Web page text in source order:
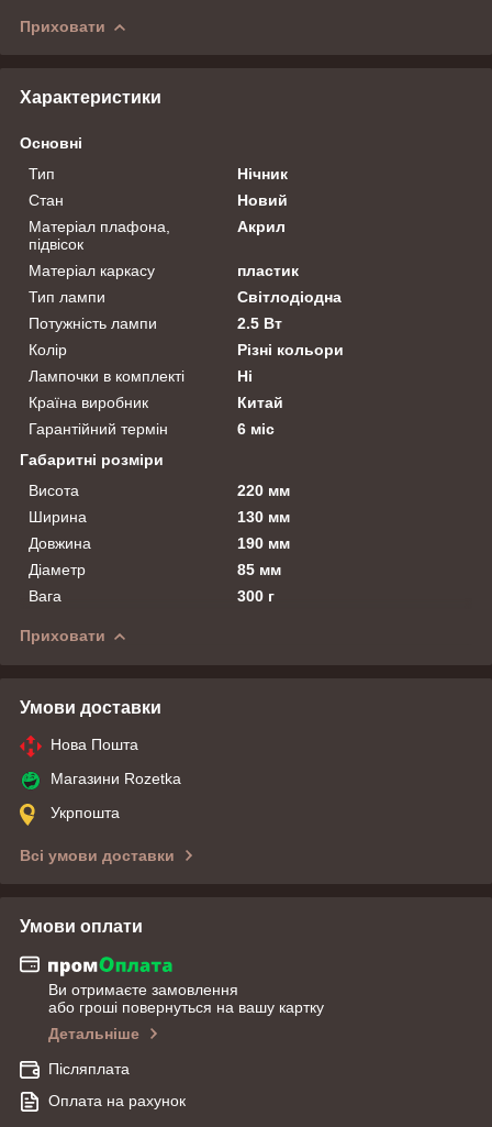
Приховати
Характеристики
Основні
Тип
Нічник
Стан
Новий
Матеріал плафона,
підвісок
Акрил
Матеріал каркасу
пластик
Тип лампи
Світлодіодна
Потужність лампи
2.5 Вт
Колір
Різні кольори
Лампочки в комплекті
Ні
Країна виробник
Китай
Гарантійний термін
6 міс
Габаритні розміри
Висота
220 мм
Ширина
130 мм
Довжина
190 мм
Діаметр
85 мм
Вага
300 г
Приховати
Умови доставки
Нова Пошта
Магазини Rozetka
Укрпошта
Всі умови доставки
Умови оплати
Ви отримаєте замовлення
або гроші повернуться на вашу картку
Детальніше
Післяплата
Оплата на рахунок